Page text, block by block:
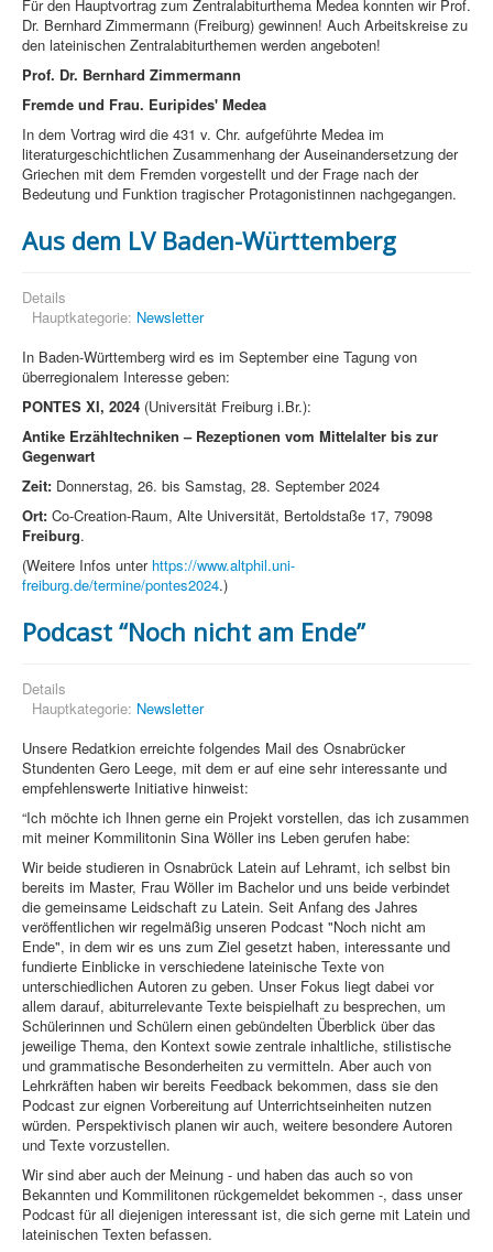
Für den Hauptvortrag zum Zentralabiturthema Medea konnten wir Prof.
Dr. Bernhard Zimmermann (Freiburg) gewinnen! Auch Arbeitskreise zu
den lateinischen Zentralabiturthemen werden angeboten!
Prof. Dr. Bernhard Zimmermann
Fremde und Frau. Euripides' Medea
In dem Vortrag wird die 431 v. Chr. aufgeführte Medea im
literaturgeschichtlichen Zusammenhang der Auseinandersetzung der
Griechen mit dem Fremden vorgestellt und der Frage nach der
Bedeutung und Funktion tragischer Protagonistinnen nachgegangen.
Aus dem LV Baden-Württemberg
Details
Hauptkategorie: Newsletter
In Baden-Württemberg wird es im September eine Tagung von
überregionalem Interesse geben:
PONTES XI, 2024 (Universität Freiburg i.Br.):
Antike Erzähltechniken – Rezeptionen vom Mittelalter bis zur
Gegenwart
Zeit: Donnerstag, 26. bis Samstag, 28. September 2024
Ort: Co-Creation-Raum, Alte Universität, Bertoldstaße 17, 79098
Freiburg.
(Weitere Infos unter https://www.altphil.uni-
freiburg.de/termine/pontes2024.)
Podcast “Noch nicht am Ende”
Details
Hauptkategorie: Newsletter
Unsere Redatkion erreichte folgendes Mail des Osnabrücker
Stundenten Gero Leege, mit dem er auf eine sehr interessante und
empfehlenswerte Initiative hinweist:
“Ich möchte ich Ihnen gerne ein Projekt vorstellen, das ich zusammen
mit meiner Kommilitonin Sina Wöller ins Leben gerufen habe:
Wir beide studieren in Osnabrück Latein auf Lehramt, ich selbst bin
bereits im Master, Frau Wöller im Bachelor und uns beide verbindet
die gemeinsame Leidschaft zu Latein. Seit Anfang des Jahres
veröffentlichen wir regelmäßig unseren Podcast "Noch nicht am
Ende", in dem wir es uns zum Ziel gesetzt haben, interessante und
fundierte Einblicke in verschiedene lateinische Texte von
unterschiedlichen Autoren zu geben. Unser Fokus liegt dabei vor
allem darauf, abiturrelevante Texte beispielhaft zu besprechen, um
Schülerinnen und Schülern einen gebündelten Überblick über das
jeweilige Thema, den Kontext sowie zentrale inhaltliche, stilistische
und grammatische Besonderheiten zu vermitteln. Aber auch von
Lehrkräften haben wir bereits Feedback bekommen, dass sie den
Podcast zur eignen Vorbereitung auf Unterrichtseinheiten nutzen
würden. Perspektivisch planen wir auch, weitere besondere Autoren
und Texte vorzustellen.
Wir sind aber auch der Meinung - und haben das auch so von
Bekannten und Kommilitonen rückgemeldet bekommen -, dass unser
Podcast für all diejenigen interessant ist, die sich gerne mit Latein und
lateinischen Texten befassen.